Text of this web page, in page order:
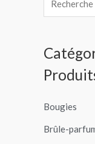
e
h
e
c
h
Bougies
Brûle-